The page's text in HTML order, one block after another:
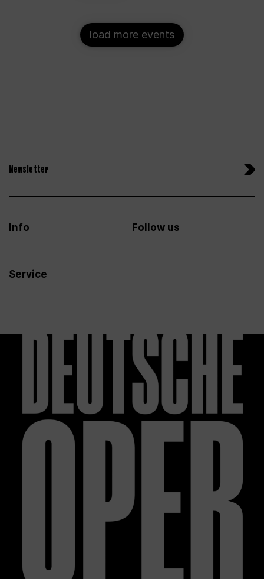
load more events
Newsletter
Info
Service
Follow us